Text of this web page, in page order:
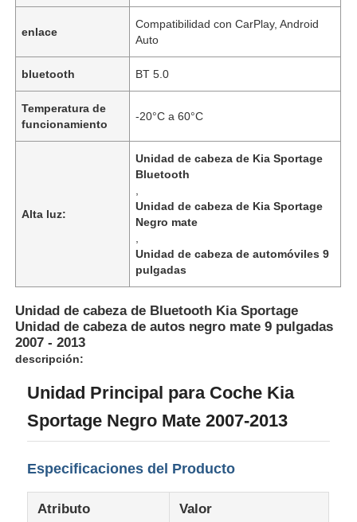
enlace
Compatibilidad con CarPlay, Android
Auto
bluetooth BT 5.0
Temperatura de
funcionamiento
-20°C a 60°C
Alta luz:
Unidad de cabeza de Kia Sportage
Bluetooth
Unidad de cabeza de Kia Sportage
Negro mate
Unidad de cabeza de automóviles 9
pulgadas
Unidad de cabeza de Bluetooth Kia Sportage
Unidad de cabeza de autos negro mate 9 pulgadas
2007 - 2013
descripción:
Unidad Principal para Coche Kia
Sportage Negro Mate 2007-2013
Especificaciones del Producto
Atributo Valor